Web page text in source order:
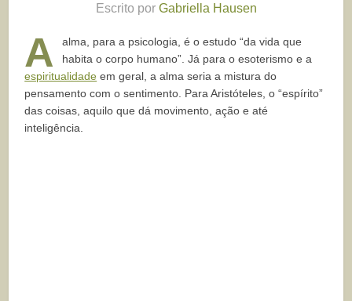
Escrito por Gabriella Hausen
A
alma, para a psicologia, é o estudo “da vida que
habita o corpo humano”. Já para o esoterismo e a
espiritualidade em geral, a alma seria a mistura do
pensamento com o sentimento. Para Aristóteles, o “espírito”
das coisas, aquilo que dá movimento, ação e até
inteligência.